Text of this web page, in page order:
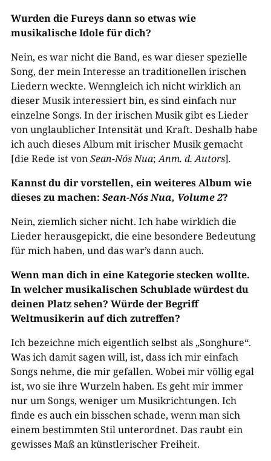
Wurden die Fureys dann so etwas wie
musikalische Idole für dich?
Nein, es war nicht die Band, es war dieser spezielle
Song, der mein Interesse an traditionellen irischen
Liedern weckte. Wenngleich ich nicht wirklich an
dieser Musik interessiert bin, es sind einfach nur
einzelne Songs. In der irischen Musik gibt es Lieder
von unglaublicher Intensität und Kraft. Deshalb habe
ich auch dieses Album mit irischer Musik gemacht
[die Rede ist vonSean-Nós Nua;Anm. d. Autors].
Kannst du dir vorstellen, ein weiteres Album wie
dieses zu machen: Sean-Nós Nua, Volume 2?
Nein, ziemlich sicher nicht. Ich habe wirklich die
Lieder herausgepickt, die eine besondere Bedeutung
für mich haben, und das war’s dann auch.
Wenn man dich in eine Kategorie stecken wollte.
In welcher musikalischen Schublade würdest du
deinen Platz sehen? Würde der Begriff
Weltmusikerin auf dich zutreffen?
Ich bezeichne mich eigentlich selbst als „Songhure“.
Was ich damit sagen will, ist, dass ich mir einfach
Songs nehme, die mir gefallen. Wobei mir völlig egal
ist, wo sie ihre Wurzeln haben. Es geht mir immer
nur um Songs, weniger um Musikrichtungen. Ich
finde es auch ein bisschen schade, wenn man sich
einem bestimmten Stil unterordnet. Das raubt ein
gewisses Maß an künstlerischer Freiheit.